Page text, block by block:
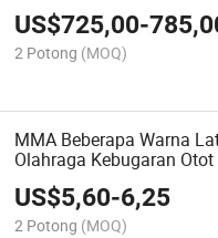
US$725,00-
2 Potong (MOQ)
MMA Beberapa Warna
Olahraga Kebugaran
Kekuatan dan Daya
Penyangga Punggung
US$5,60-6,25
2 Potong (MOQ)